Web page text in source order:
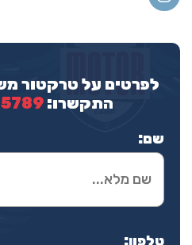
לפרטים על טרקטור
התקשרו:
שם:
טלפון: